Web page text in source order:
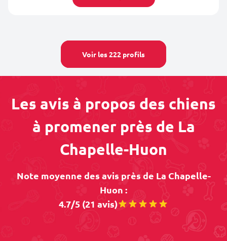
Voir les 222 profils
Les avis à propos des chiens
à promener près de La
Chapelle-Huon
Note moyenne des avis près de La Chapelle-
Huon :
4.7/5 (21 avis)